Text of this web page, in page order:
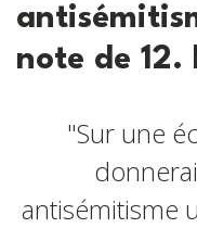
note de 12.
"Sur une
antisémitisme